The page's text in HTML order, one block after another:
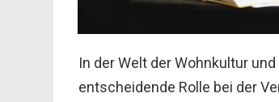
In der Welt der Wohnkultur
entscheidende Rolle bei der